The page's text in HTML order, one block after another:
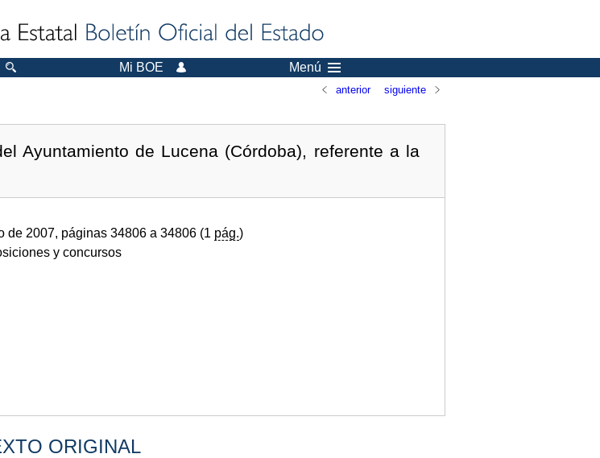
Mi BOE Menú
anterior siguiente
Ayuntamiento de Lucena (Córdoba), referente a la
de 2007, páginas 34806 a 34806 (1 pág.)
y concursos
ORIGINAL